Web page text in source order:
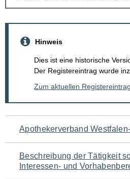
Hinweis
Dies ist eine historische
Der Registereintrag wurde
Zum aktuellen Registereintrag
Navigation
für
den
Apothekerverband
Beschreibung der Tätigkeit
Interessen- und